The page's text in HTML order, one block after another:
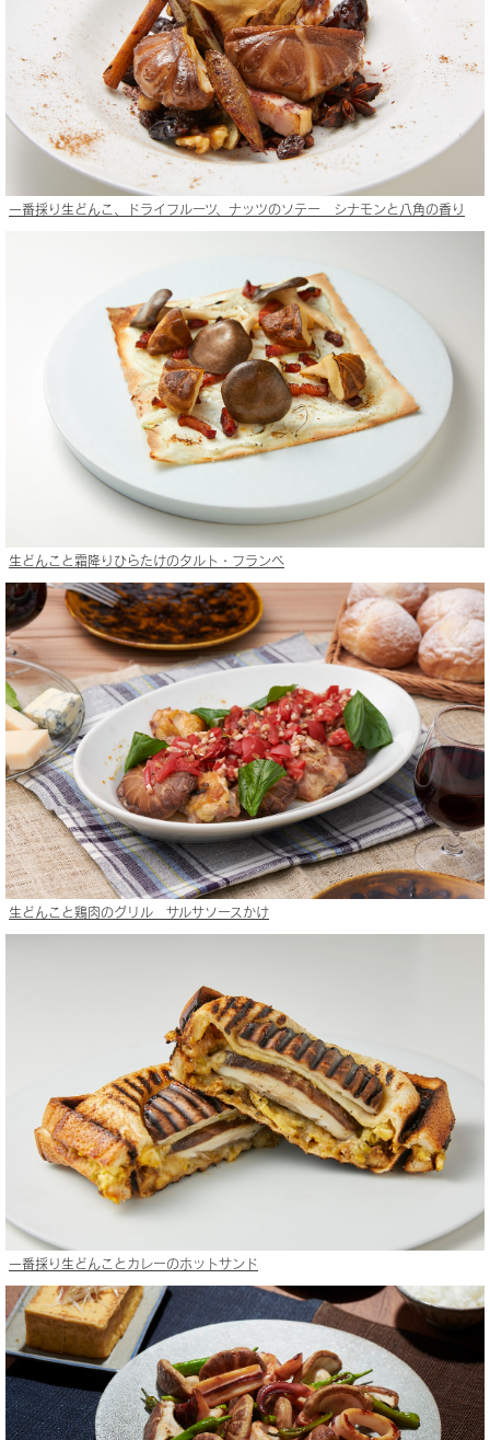
一番採り生どんこ、ドライフルーツ、ナッツのソテー シナモンと八角の香り
生どんこと霜降りひらたけのタルト・フランベ
生どんこと鶏肉のグリル サルサソースかけ
一番採り生どんことカレーのホットサンド